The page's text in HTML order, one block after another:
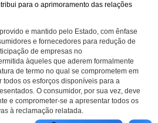
para o aprimoramento das relações
e mantido pelo Estado, com ênfase
e fornecedores para redução de
de empresas no
àqueles que aderem formalmente
de termo no qual se comprometem em
todos os esforços disponíveis para a
O consumidor, por sua vez, deve
e comprometer-se a apresentar todos os
à reclamação relatada.